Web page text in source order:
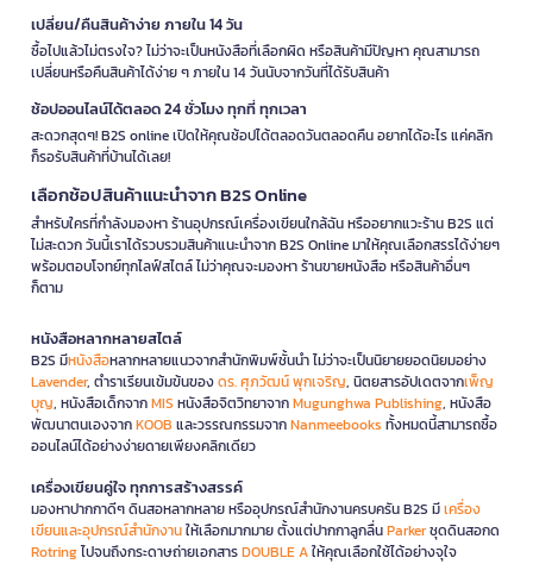
เปลี่ยน/คืนสินค้าง่าย ภายใน 14 วัน
ซื้อไปแล้วไม่ตรงใจ? ไม่ว่าจะเป็นหนังสือที่เลือกผิด หรือสินค้ามีปัญหา คุณสามารถ
เปลี่ยนหรือคืนสินค้าได้ง่าย ๆ ภายใน 14 วันนับจากวันที่ได้รับสินค้า
ช้อปออนไลน์ได้ตลอด 24 ชั่วโมง ทุกที่ ทุกเวลา
สะดวกสุดๆ! B2S online เปิดให้คุณช้อปได้ตลอดวันตลอดคืน อยากได้อะไร แค่คลิก
ก็รอรับสินค้าที่บ้านได้เลย!
เลือกช้อปสินค้าแนะนำจาก B2S Online
สำหรับใครที่กำลังมองหา ร้านอุปกรณ์เครื่องเขียนใกล้ฉัน หรืออยากแวะร้าน B2S แต่
ไม่สะดวก วันนี้เราได้รวบรวมสินค้าแนะนำจาก B2S Online มาให้คุณเลือกสรรได้ง่ายๆ
พร้อมตอบโจทย์ทุกไลฟ์สไตล์ ไม่ว่าคุณจะมองหา ร้านขายหนังสือ หรือสินค้าอื่นๆ
ก็ตาม
หนังสือหลากหลายสไตล์
B2S มีหนังสือหลากหลายแนวจากสำนักพิมพ์ชั้นนำ ไม่ว่าจะเป็นนิยายยอดนิยมอย่าง
Lavender, ตำราเรียนเข้มข้นของดร. ศุภวัฒน์ พุกเจริญ, นิตยสารอัปเดตจากเพ็ญ
บุญ, หนังสือเด็กจากMIS หนังสือจิตวิทยาจากMugunghwa Publishing, หนังสือ
พัฒนาตนเองจากKOOB และวรรณกรรมจากNanmeebooks ทั้งหมดนี้สามารถซื้อ
ออนไลน์ได้อย่างง่ายดายเพียงคลิกเดียว
เครื่องเขียนคู่ใจ ทุกการสร้างสรรค์
มองหาปากกาดีๆ ดินสอหลากหลาย หรืออุปกรณ์สำนักงานครบครัน B2S มีเครื่อง
เขียนและอุปกรณ์สำนักงานให้เลือกมากมาย ตั้งแต่ปากกาลูกลื่นParkerชุดดินสอกด
Rotringไปจนถึงกระดาษถ่ายเอกสารDOUBLE Aให้คุณเลือกใช้ได้อย่างจุใจ